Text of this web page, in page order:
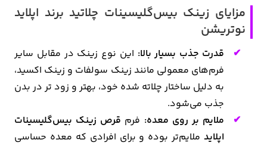
مزایای زینک بیس‌گلیسینات چلاتید برند اپلاید
نوتریشن
قدرت جذب بسیار بالا: این نوع زینک در مقابل سایر
فرم‌های معمولی مانند زینک سولفات و زینک اکسید،
به دلیل ساختار چلاته شده خود، بهتر و زود تر در بدن
جذب می‌شود.
ملایم بر روی معده: فرم قرص زینک بیس‌گلیسینات
اپلاید ملایم‌تر بوده و برای افرادی که معده حساسی